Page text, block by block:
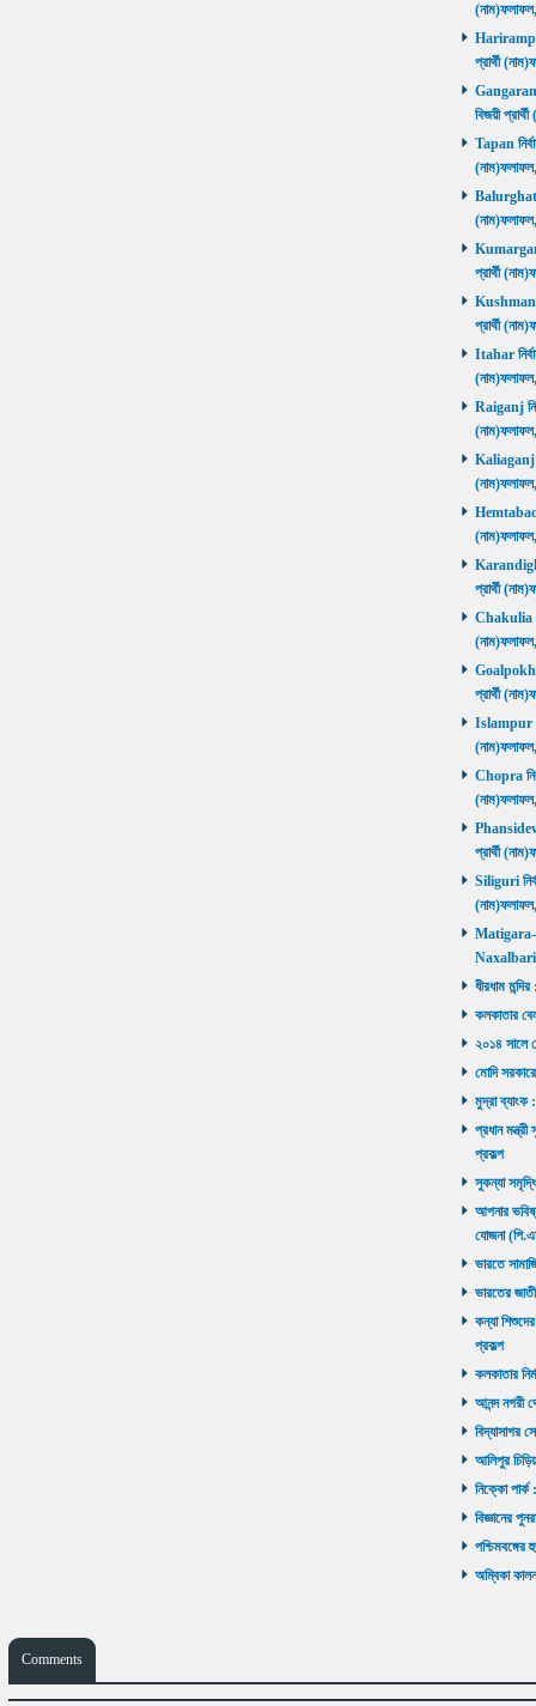
প্রার্থী
বিজয়ী
Tapan
Balurghat
Kumarganj
প্রার্থী
প্রার্থী
Itahar
Raiganj
Kaliaganj
Hemtabad
Karandighi
প্রার্থী
Chakulia
প্রার্থী
Islampur
Chopra
প্রার্থী
Siliguri
Matigara-
Naxalbari
ধীরধাম
কলকাতার
২০১৪ সালে
মোদি
মুদ্রা ব্যাংক
প্রধান
প্রকল্প
সুকন্যা
আপনার
যোজনা
ভারতে
ভারতের
কন্যা
প্রকল্প
কলকাতার
আনন্দ নগরী
বিদ্যাসাগর
আলিপুর
নিক্কো পার্ক
বিজ্ঞানের
পশ্চিমবঙ্গের
অম্বিকা
Comments